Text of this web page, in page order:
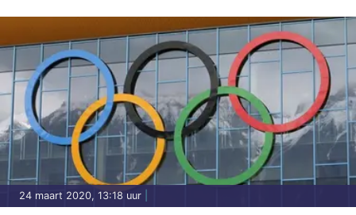
24 maart 2020, 13:18 uur